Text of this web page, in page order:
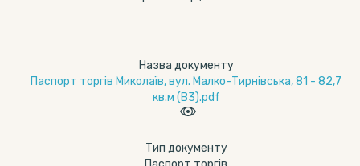
Назва документу
Паспорт торгів Миколаїв, вул. Малко-Тирнівська, 81 - 82,7
кв.м (В3).pdf
Тип документу